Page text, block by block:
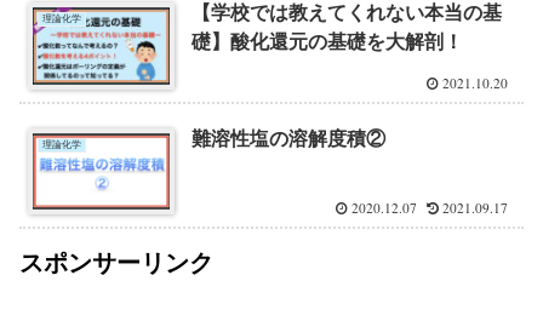
理論化学
【学校では教えてくれない本当の基
礎】酸化還元の基礎を大解剖！
2021.10.20
理論化学 難溶性塩の溶解度積②
2020.12.07 2021.09.17
スポンサーリンク